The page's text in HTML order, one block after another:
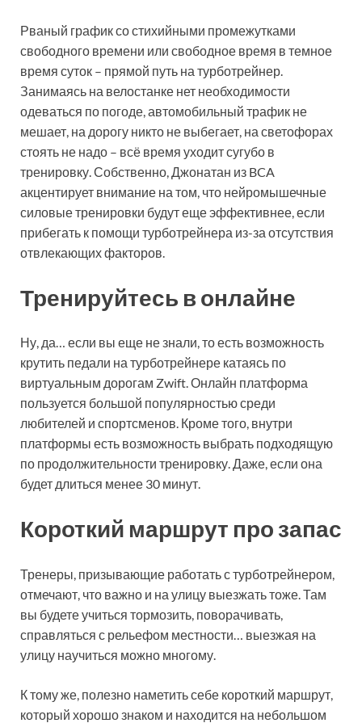
Рваный график со стихийными промежутками
свободного времени или свободное время в темное
время суток – прямой путь на турботрейнер.
Занимаясь на велостанке нет необходимости
одеваться по погоде, автомобильный трафик не
мешает, на дорогу никто не выбегает, на светофорах
стоять не надо – всё время уходит сугубо в
тренировку. Собственно, Джонатан из BCA
акцентирует внимание на том, что нейромышечные
силовые тренировки будут еще эффективнее, если
прибегать к помощи турботрейнера из-за отсутствия
отвлекающих факторов.
Тренируйтесь в онлайне
Ну, да… если вы еще не знали, то есть возможность
крутить педали на турботрейнере катаясь по
виртуальным дорогам Zwift. Онлайн платформа
пользуется большой популярностью среди
любителей и спортсменов. Кроме того, внутри
платформы есть возможность выбрать подходящую
по продолжительности тренировку. Даже, если она
будет длиться менее 30 минут.
Короткий маршрут про запас
Тренеры, призывающие работать с турботрейнером,
отмечают, что важно и на улицу выезжать тоже. Там
вы будете учиться тормозить, поворачивать,
справляться с рельефом местности… выезжая на
улицу научиться можно многому.
К тому же, полезно наметить себе короткий маршрут,
который хорошо знаком и находится на небольшом